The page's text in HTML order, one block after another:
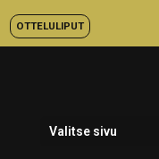
OTTELULIPUT
Valitse sivu